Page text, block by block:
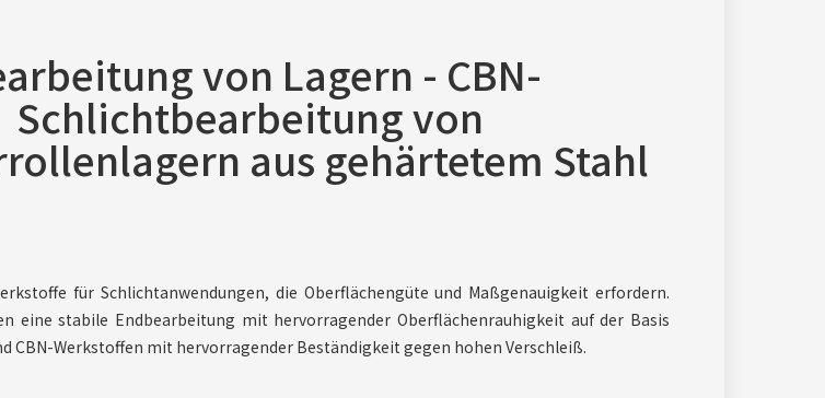
von Lagern - CBN-
Schlichtbearbeitung von
aus gehärtetem Stahl
für Schlichtanwendungen, die Oberflächengüte und Maßgenauigkeit erfordern.
eine stabile Endbearbeitung mit hervorragender Oberflächenrauhigkeit auf der Basis
CBN-Werkstoffen mit hervorragender Beständigkeit gegen hohen Verschleiß.